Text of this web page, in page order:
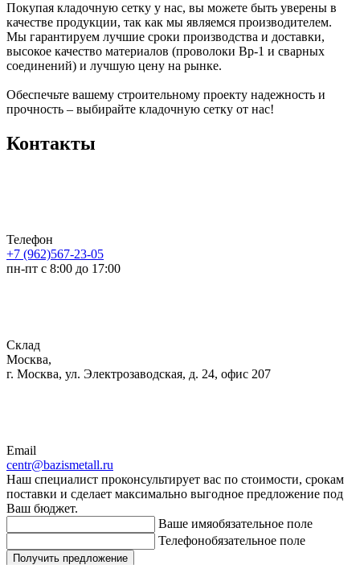
Покупая кладочную сетку у нас, вы можете быть уверены в
качестве продукции, так как мы являемся производителем.
Мы гарантируем лучшие сроки производства и доставки,
высокое качество материалов (проволоки Вр-1 и сварных
соединений) и лучшую цену на рынке.
Обеспечьте вашему строительному проекту надежность и
прочность – выбирайте кладочную сетку от нас!
Контакты
Телефон
+7 (962)567-23-05
пн-пт с 8:00 до 17:00
Склад
Москва,
г. Москва, ул. Электрозаводская, д. 24, офис 207
Email
centr@bazismetall.ru
Наш специалист проконсультирует вас по стоимости, срокам
поставки и сделает максимально выгодное предложение под
Ваш бюджет.
Ваше имяобязательное поле
Телефонобязательное поле
Получить предложение